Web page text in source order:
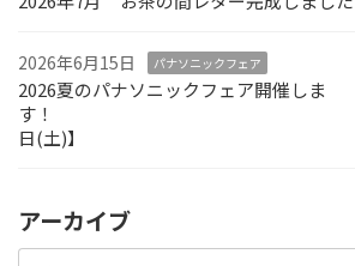
2026年6月15日 パナソニックフェア
2026夏のパナソニックフェア開催しま
す！ 【6月19日
日(土)】
アーカイブ